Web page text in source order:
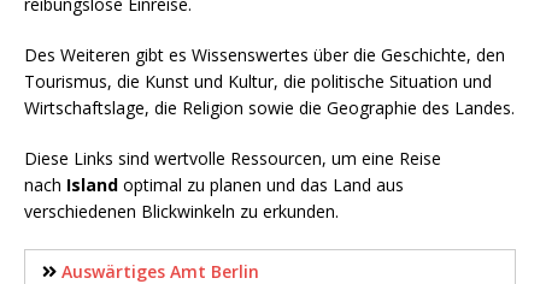
Des Weiteren gibt es Wissenswertes über die Geschichte, den
Tourismus, die Kunst und Kultur, die politische Situation und
Wirtschaftslage, die Religion sowie die Geographie des Landes.
Diese Links sind wertvolle Ressourcen, um eine Reise
nach Island optimal zu planen und das Land aus
verschiedenen Blickwinkeln zu erkunden.
Auswärtiges Amt Berlin